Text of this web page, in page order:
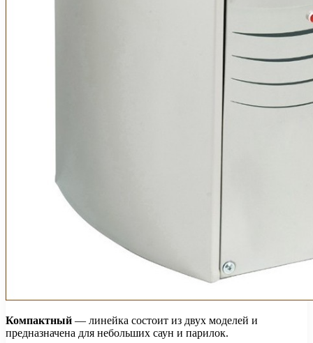
Компактный — линейка состоит из двух моделей и
предназначена для небольших саун и парилок.